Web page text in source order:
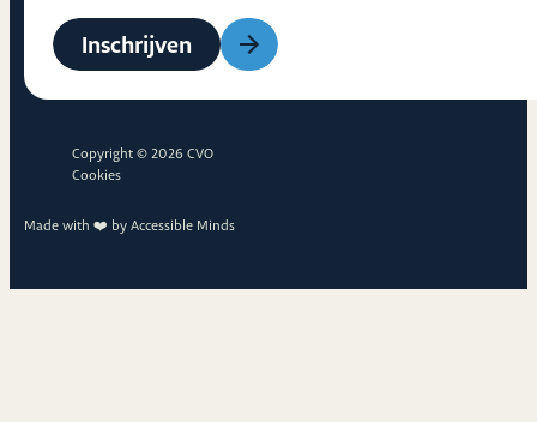
Inschrijven
Copyright © 2026 CVO
Cookies
Made with ❤️ by Accessible Minds